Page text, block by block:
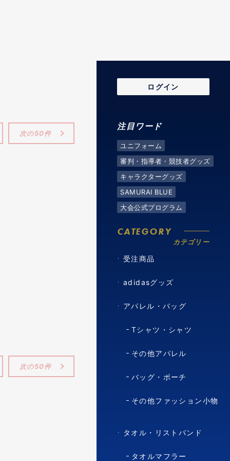
次の50件
次の50件
ログイン
注目ワード
ユニフォーム
審判・指導者・競技者グッズ
キャラクターグッズ
SAMURAI BLUE
大会公式プログラム
CATEGORY
カテゴリー
受注商品
adidasグッズ
アパレル・バッグ
Tシャツ・シャツ
その他アパレル
バッグ・ポーチ
その他ファッション小物
タオル・リストバンド
タオルマフラー